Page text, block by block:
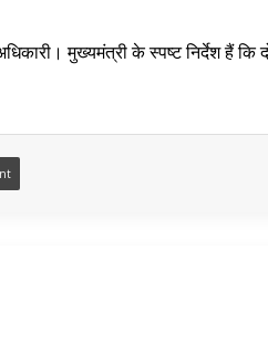
मुख्यमंत्री के स्पष्ट निर्देश हैं कि